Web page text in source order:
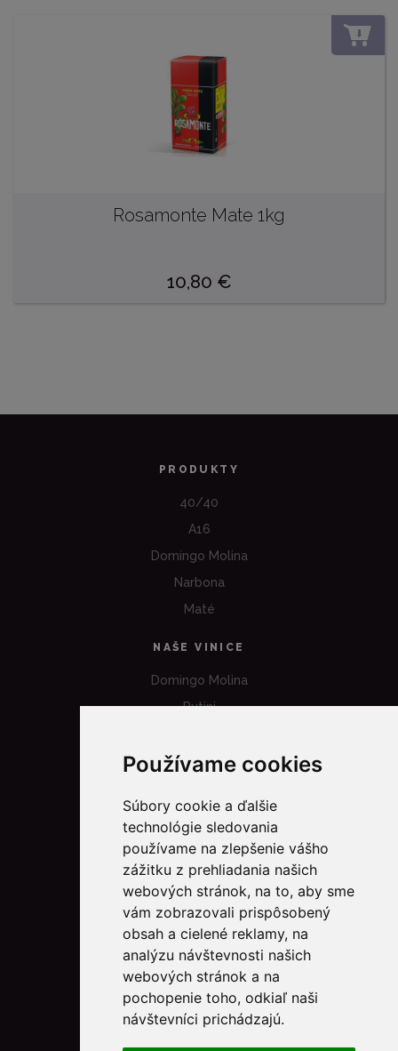
Používame cookies
Súbory cookie a ďalšie
technológie sledovania
používame na zlepšenie vášho
zážitku z prehliadania našich
webových stránok, na to, aby sme
vám zobrazovali prispôsobený
obsah a cielené reklamy, na
analýzu návštevnosti našich
webových stránok a na
pochopenie toho, odkiaľ naši
návštevníci prichádzajú.
Rosamonte Mate 1kg
10,80 €
PRODUKTY
40/40
A16
Domingo Molina
Narbona
Maté
NAŠE VINICE
Domingo Molina
Rutini
Funckenhausen
A16
O NÁS
Kto sme
Novinky & Recepty
Kontakt
NÁKUP
Všeobecné obchodné podmienky